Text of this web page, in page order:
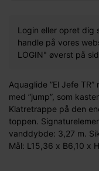
Login eller opret dig
handle på vores
LOGIN" øverst på
Aquaglide ”El Jefe
med ”jump”, som
Klatretrappe på den
toppen.
vanddybde: 3,27 m.
Mål: L15,36 x B6,10 x